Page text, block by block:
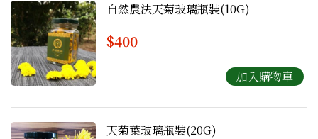
自然農法天菊玻璃瓶裝(10G)
$400
天菊葉玻璃瓶裝(20G)